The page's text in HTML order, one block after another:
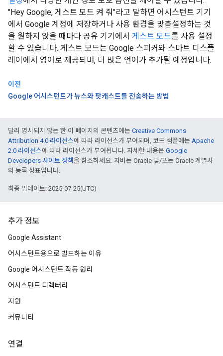
"Hey Google, 게스트 모드 켜 줘"라고 말하면 어시스턴트 기기
에서 Google 계정에 저장하거나 사용 환경을 맞춤설정하는 것
을 원하지 않을 때마다 공유 기기에서 게스트 모드를 사용 설정
할 수 있습니다. 게스트 모드는 Google 스피커와 스마트 디스플
레이에서 영어로 제공되며, 더 많은 언어가 추가될 예정입니다.
이전
Google 어시스턴트가 뉴스와 팟캐스트를 전송하는 방법
달리 명시되지 않는 한 이 페이지의 콘텐츠에는 Creative Commons
Attribution 4.0 라이선스에 따라 라이선스가 부여되며, 코드 샘플에는 Apache
2.0 라이선스에 따라 라이선스가 부여됩니다. 자세한 내용은 Google
Developers 사이트 정책을 참조하세요. 자바는 Oracle 및/또는 Oracle 계열사
의 등록 상표입니다.
최종 업데이트: 2025-07-25(UTC)
추가 정보
Google Assistant
어시스턴트용으로 빌드하는 이유
Google 어시스턴트 작동 원리
어시스턴트 디렉터리
지원
커뮤니티
연결